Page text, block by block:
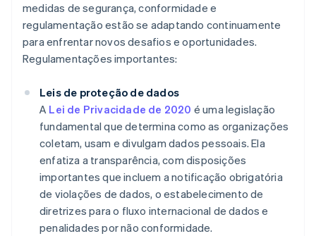
medidas de segurança, conformidade e
regulamentação estão se adaptando continuamente
para enfrentar novos desafios e oportunidades.
Regulamentações importantes:
Leis de proteção de dados
A Lei de Privacidade de 2020 é uma legislação
fundamental que determina como as organizações
coletam, usam e divulgam dados pessoais. Ela
enfatiza a transparência, com disposições
importantes que incluem a notificação obrigatória
de violações de dados, o estabelecimento de
diretrizes para o fluxo internacional de dados e
penalidades por não conformidade.